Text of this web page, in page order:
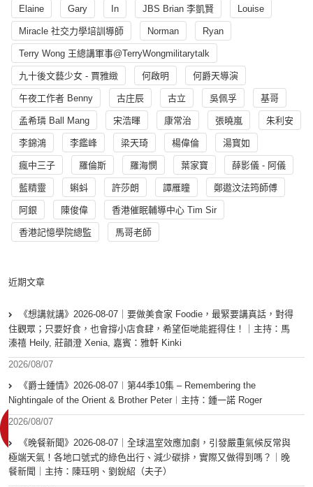
Elaine Gary In JBS Brian 李凱賢 Louise
Miracle 社交力學培訓導師 Norman Ryan
Terry Wong 王總講軍事@TerryWongmilitarytalk
九十後文藝少女 - 賈雅緻 何啟明 何爵天導演
午夜工作者 Benny 古庄辰 古立 吳佩孚 基哥
孟希璘 Ball Mang 宋浩暉 康常治 張曉嵐 朱利安
李錦鴻 李鑑峰 梁天琦 楊偉倫 湯寳如
瘋中三子 羅倫斯 羅海憫 葉家寶 薛影儀 - 阿儀
藍精靈 蝌蚪 許莎朗 譚雁瞳 鄭遨汶法筠師傅
阿銀 陳俊偉 香港催眠輔導中心 Tim Sir
香港記憶學院總監 馬哥老師
近期文章
《想講就講》2026-08-07｜要做美食家 Foodie，最緊要講真話，對得
住觀眾；只要好食，也會撐小店食肆，希望佢哋能捱得住！｜主持：馬
溱禧 Heily, 莊韻澄 Xenia, 嘉賓：雅軒 Kinki
2026/08/07
《爵士鍾情》2026-08-07︱第44季10集 – Remembering the
Nightingale of the Orient & Brother Peter︱主持：鍾一諾 Roger
2026/08/07
《晚餐新聞》2026-08-07｜全球溫室效應加劇，引發嚴重氣候反常與
極端天氣！各地口號式的綠色出行、減少碳排，實際又做得到嗎？｜晚
餐新聞｜主持：陳珏明、劉銳紹（夫子）